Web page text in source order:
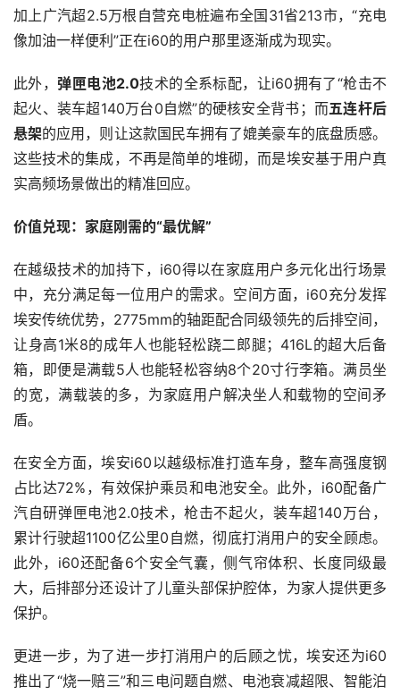
加上广汽超2.5万根自营充电桩遍布全国31省213市，“充电
像加油一样便利”正在i60的用户那里逐渐成为现实。
此外，弹匣电池2.0技术的全系标配，让i60拥有了“枪击不
起火、装车超140万台0自燃”的硬核安全背书；而五连杆后
悬架的应用，则让这款国民车拥有了媲美豪车的底盘质感。
这些技术的集成，不再是简单的堆砌，而是埃安基于用户真
实高频场景做出的精准回应。
价值兑现：家庭刚需的“最优解”
在越级技术的加持下，i60得以在家庭用户多元化出行场景
中，充分满足每一位用户的需求。空间方面，i60充分发挥
埃安传统优势，2775mm的轴距配合同级领先的后排空间，
让身高1米8的成年人也能轻松跷二郎腿；416L的超大后备
箱，即便是满载5人也能轻松容纳8个20寸行李箱。满员坐
的宽，满载装的多，为家庭用户解决坐人和载物的空间矛
盾。
在安全方面，埃安i60以越级标准打造车身，整车高强度钢
占比达72%，有效保护乘员和电池安全。此外，i60配备广
汽自研弹匣电池2.0技术，枪击不起火，装车超140万台，
累计行驶超1100亿公里0自燃，彻底打消用户的安全顾虑。
此外，i60还配备6个安全气囊，侧气帘体积、长度同级最
大，后排部分还设计了儿童头部保护腔体，为家人提供更多
保护。
更进一步，为了进一步打消用户的后顾之忧，埃安还为i60
推出了“烧一赔三”和三电问题自燃、电池衰减超限、智能泊